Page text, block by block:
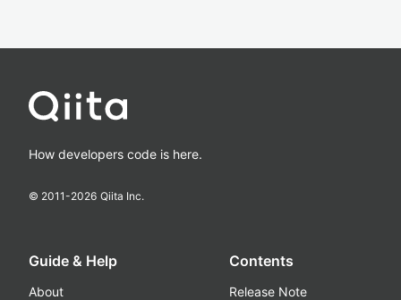
How developers code is here.
© 2011-2026 Qiita Inc.
Guide & Help
About
Contents
Release Note